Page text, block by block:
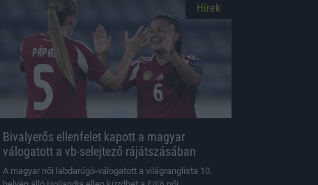
Hírek
Bivalyerős ellenfelet kapott a magyar
válogatott a vb-selejtező rájátszásában
A magyar női labdarúgó-válogatott a világranglista 10.